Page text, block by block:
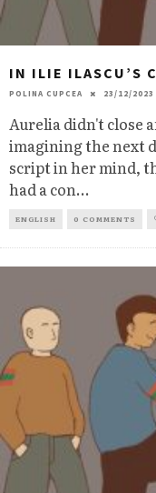
IN ILIE ILASCU’S
POLINA CUPCEA 23/12/2023
Aurelia didn't close
imagining the next
script in her mind,
had a con...
ENGLISH 0 COMMENTS